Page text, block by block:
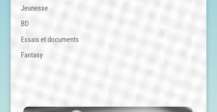
Jeunesse
BD
Essais et documents
Fantasy